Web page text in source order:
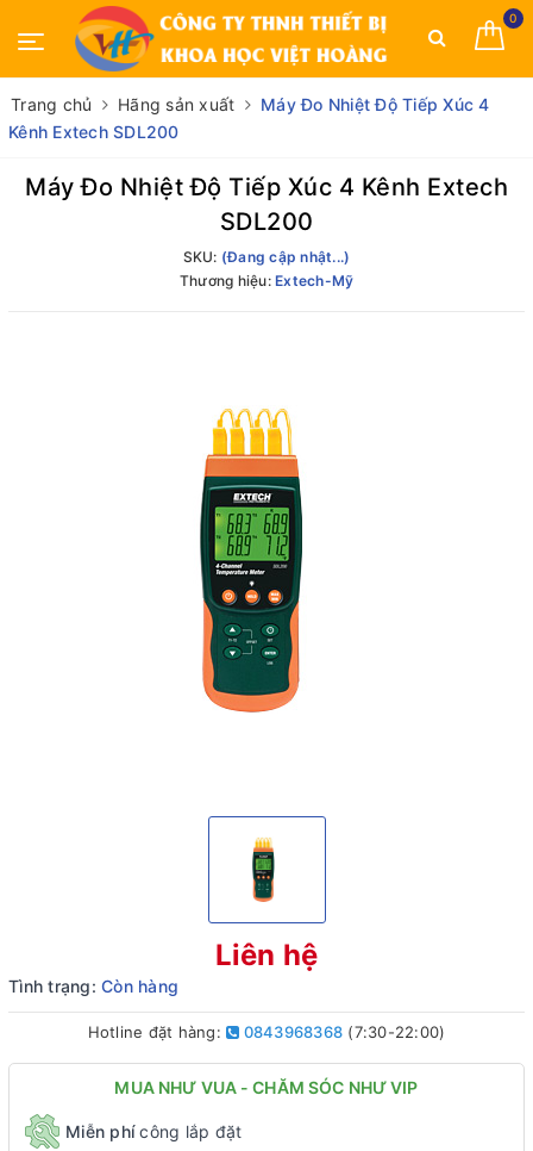
0
Trang chủ Hãng sản xuất
Máy Đo Nhiệt Độ Tiếp Xúc 4
Kênh Extech SDL200
Máy Đo Nhiệt Độ Tiếp Xúc 4 Kênh Extech
SDL200
SKU: (Đang cập nhật...)
Thương hiệu: Extech-Mỹ
Liên hệ
Tình trạng: Còn hàng
Hotline đặt hàng: 0843968368 (7:30-22:00)
MUA NHƯ VUA - CHĂM SÓC NHƯ VIP
Miễn phícông lắp đặt